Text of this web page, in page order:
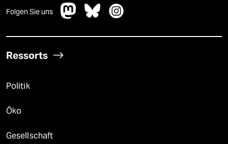
Folgen Sie uns
Ressorts
Politik
Öko
Gesellschaft